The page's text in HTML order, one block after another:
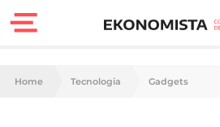
Finanças
Home Tecnologia Gadgets